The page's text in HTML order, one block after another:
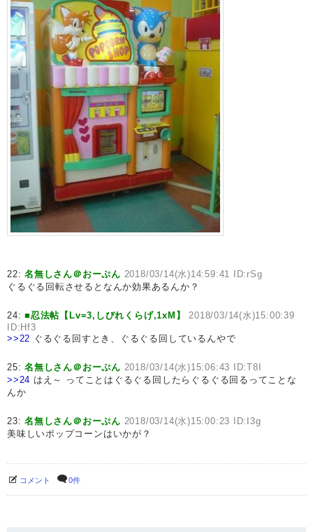
22:名無しさん＠おーぷん 2018/03/14(水)14:59:41 ID:rSg
ぐるぐる回転させるとなんか効果あるんか？
24:■忍法帖【Lv=3,しびれくらげ,1xM】
2018/03/14(水)15:00:39
ID:Hf3
>>22 ぐるぐる回すとき、ぐるぐる回しているんやで
25:名無しさん＠おーぷん 2018/03/14(水)15:06:43 ID:T8I
>>24 はえ～ ってことはぐるぐる回したらぐるぐる回るってことな
んか
23:名無しさん＠おーぷん 2018/03/14(水)15:00:23 ID:I3g
美味しいポップコーンはいかが？
コメント 0件